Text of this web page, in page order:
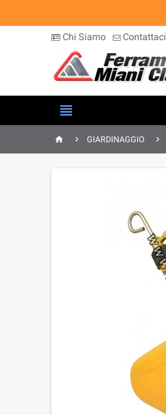
Chi Siamo Contattaci

  GIARDINAGGIO 